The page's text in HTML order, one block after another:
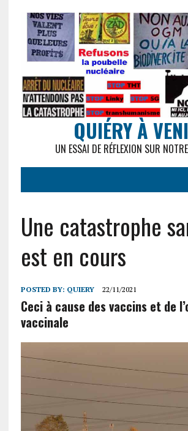
QUIÉRY À
UN ESSAI DE RÉFLEXION SUR
Une catastrophe
est en cours
POSTED BY: QUIERY 22/11/2021
Ceci à cause des vaccins et de
vaccinale